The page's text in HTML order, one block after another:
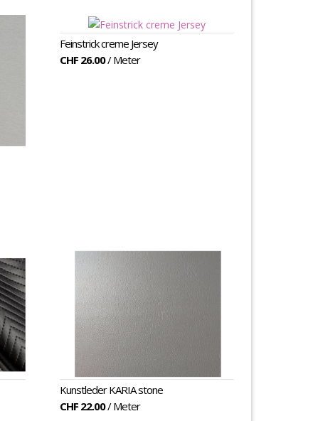
Feinstrick creme Jersey
CHF 26.00/ Meter
Kunstleder KARIA stone
CHF 22.00/ Meter